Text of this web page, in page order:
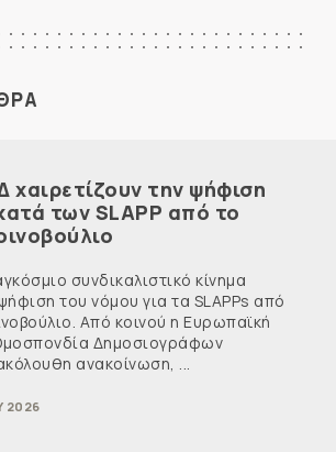
χαιρετίζουν την ψήφιση
των SLAPP από το
συνδικαλιστικό κίνημα
του νόμου για τα SLAPPs από
Από κοινού η Ευρωπαϊκή
Δημοσιογράφων
ανακοίνωση, ...
2026